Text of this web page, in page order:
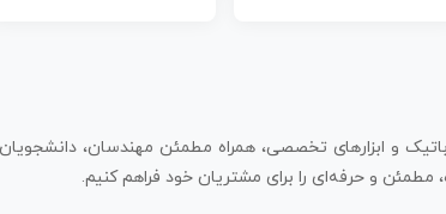
و ابزارهای تخصصی، همراه مطمئن مهندسان،
و حرفه‌ای را برای مشتریان خود فراهم کنیم.